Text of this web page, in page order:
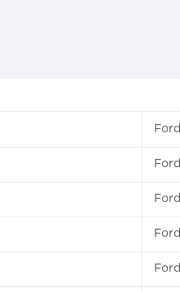
Ford
Ford
Ford
Ford
Ford